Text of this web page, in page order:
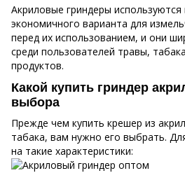
Акриловые гриндеры используются
экономичного варианта для
перед их использованием, и они
среди пользователей травы,
продуктов.
Какой купить гриндер
выбора
Прежде чем купить крешер из
табака, вам нужно его выбрать.
на такие характеристики: